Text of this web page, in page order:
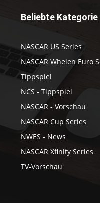
Beliebte Kategorie
NASCAR US Series
NASCAR Whelen Euro
Tippspiel
NCS - Tippspiel
NASCAR - Vorschau
NASCAR Cup Series
NWES - News
NASCAR Xfinity Series
TV-Vorschau